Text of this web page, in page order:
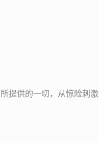
提供的一切，从惊险刺激